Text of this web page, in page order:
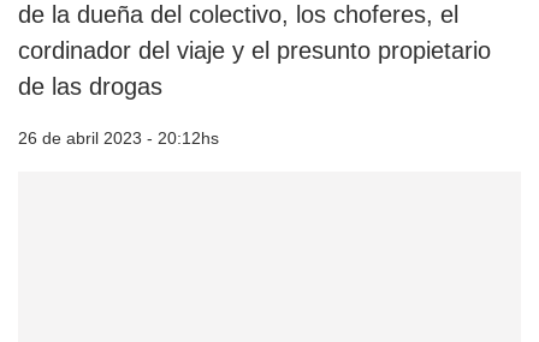
de la dueña del colectivo, los choferes, el
cordinador del viaje y el presunto propietario
de las drogas
26 de abril 2023 - 20:12hs